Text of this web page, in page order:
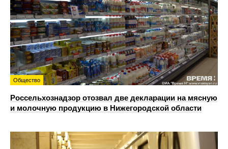
Общество
Россельхознадзор отозвал две декларации на мясную
и молочную продукцию в Нижегородской области